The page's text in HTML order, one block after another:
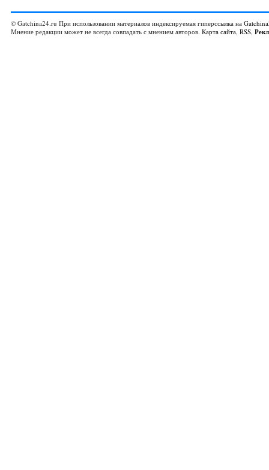
© Gatchina24.ru При использовании материалов индексируемая гиперссылка на
Мнение редакции может не всегда совпадать с мнением авторов. Карта сайта, RSS,